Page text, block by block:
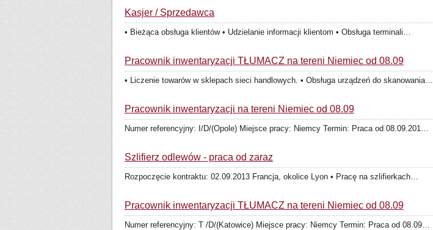
Kasjer / Sprzedawca
• Bieżąca obsługa klientów • Udzielanie informacji klientom • Obsługa terminali…
Pracownik inwentaryzacji TŁUMACZ na tereni Niemiec od 08.09
• Liczenie towarów w sklepach sieci handlowych. • Obsługa urządzeń do skanowania…
Pracownik inwentaryzacji na tereni Niemiec od 08.09
Numer referencyjny: I/D/(Opole) Miejsce pracy: Niemcy Termin: Praca od 08.09.201…
Szlifierz odlewów - praca od zaraz
Rozpoczęcie kontraktu: 02.09.2013 Francja, okolice Lyon • Pracę na szlifierkach…
Pracownik inwentaryzacji TŁUMACZ na tereni Niemiec od 08.09
Numer referencyjny: T /D/(Katowice) Miejsce pracy: Niemcy Termin: Praca od 08.09…